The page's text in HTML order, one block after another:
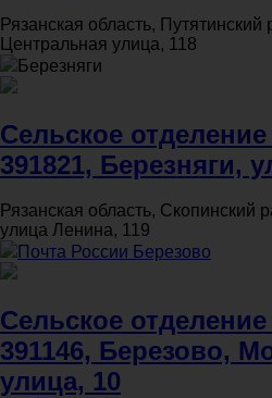
Рязанская область,
Центральная улица, 118
Березняги
Сельское
391821, Березняги,
Рязанская область, Скопинский
улица Ленина, 119
Почта России Березово
Сельское
391146, Березово,
улица, 10